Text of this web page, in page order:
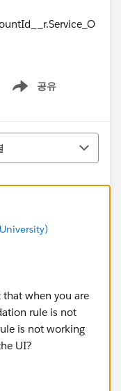
공유
Show menu
that when you are
rule is not
is not working
UI?